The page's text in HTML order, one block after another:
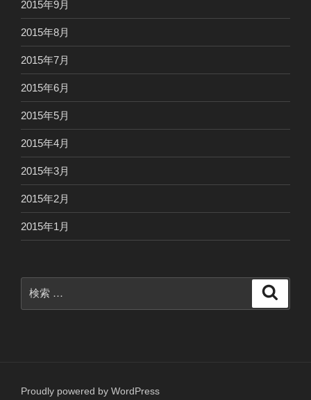
2015年9月
2015年8月
2015年7月
2015年6月
2015年5月
2015年4月
2015年3月
2015年2月
2015年1月
索:
Proudly powered by WordPress